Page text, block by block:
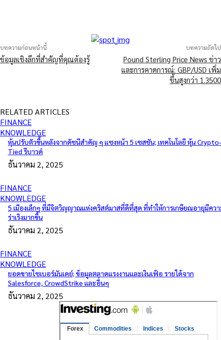
บทความก่อนหน้านี้
ข้อมูลเชิงลึกที่สำคัญที่คุณต้องรู้
บทความถัดไป
Pound Sterling Price News ข่าว
และการคาดการณ์: GBP/USD เพิ่ม
ขึ้นสูงกว่า 1.3500
RELATED ARTICLES
FINANCE
KNOWLEDGE
หุ้นปรับตัวขึ้นหลังจากดัชนีสำคัญ ๆ แซงหน้า 5 เซสชัน; เทคโนโลยี หุ้น Crypto-
Tied รีบาวด์
ธันวาคม 2, 2025
FINANCE
KNOWLEDGE
5 เมืองเล็กๆ ที่มีจิตวิญญาณแห่งคริสต์มาสที่ดีที่สุด ที่ทำให้การเกษียณอายุมีคว
ร่าเริงมากขึ้น
ธันวาคม 2, 2025
FINANCE
KNOWLEDGE
ยอดขายไซเบอร์มันเดย์; ข้อมูลตลาดแรงงานและเงินเฟ้อ รายได้จาก
Salesforce, CrowdStrike และอื่นๆ
ธันวาคม 2, 2025